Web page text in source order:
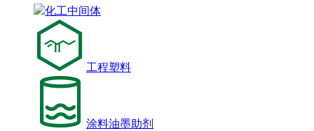
化工中间体
工程塑料
涂料油墨助剂